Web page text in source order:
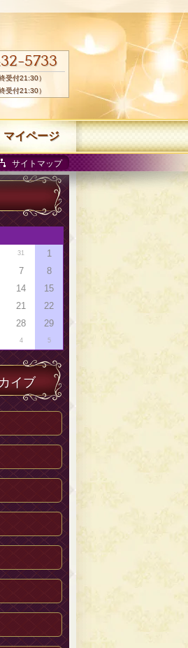
サイトマップ
31
1
7
8
14
15
21
22
28
29
4 5
イブ
5733
受付21:30）
受付21:30）
マイページ